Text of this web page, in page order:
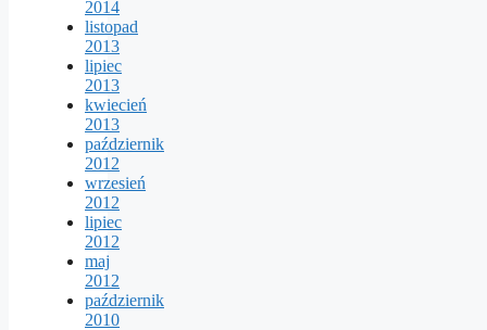
2014
listopad
2013
lipiec
2013
kwiecień
2013
październik
2012
wrzesień
2012
lipiec
2012
maj
2012
październik
2010